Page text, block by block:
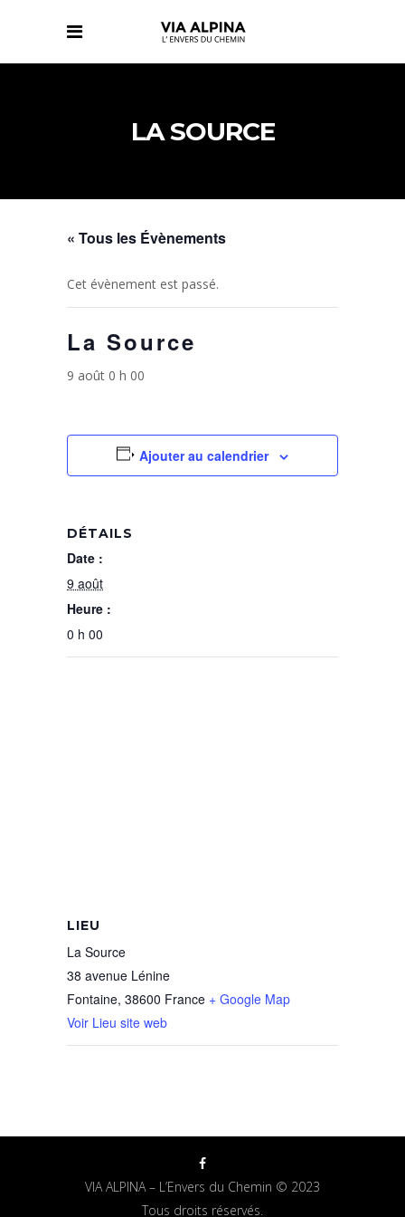
LA SOURCE
« Tous les Évènements
Cet évènement est passé.
La Source
9 août 0 h 00
Ajouter au calendrier
DÉTAILS
Date :
9 août
Heure :
0 h 00
LIEU
La Source
38 avenue Lénine
Fontaine, 38600 France + Google Map
Voir Lieu site web
VIA ALPINA – L’Envers du Chemin © 2023
Tous droits réservés.